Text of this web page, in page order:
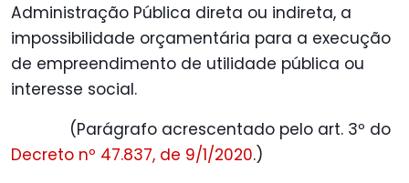
Administração Pública direta ou indireta, a
impossibilidade orçamentária para a execução
de empreendimento de utilidade pública ou
interesse social.
(Parágrafo acrescentado pelo art. 3º do
Decreto nº 47.837, de 9/1/2020.)